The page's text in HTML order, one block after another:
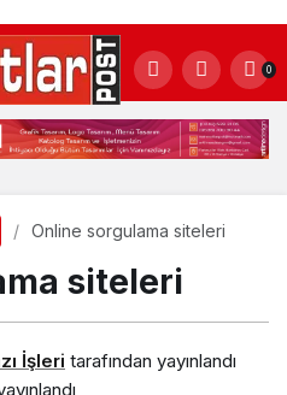
0
Online sorgulama siteleri
siteleri
İşleri tarafından yayınlandı
Etimesgut işkur ve Mamak